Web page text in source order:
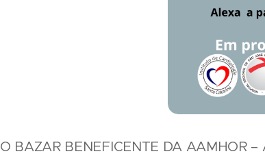
O BAZAR BENEFICENTE DA AAMHOR